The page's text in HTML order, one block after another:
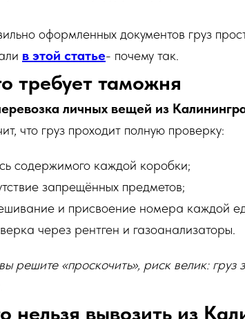
оформленных документов груз
в этой статье- почему так.
требует таможня
личных вещей из
что груз проходит полную проверку:
содержимого каждой коробки;
запрещённых предметов;
и присвоение номера каждой
через рентген и газоанализаторы.
решите «проскочить», риск велик:
нельзя вывозить из